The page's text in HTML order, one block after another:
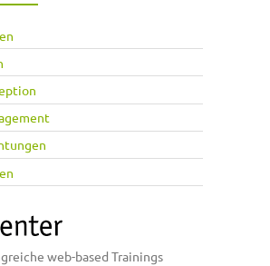
web-based Trainings